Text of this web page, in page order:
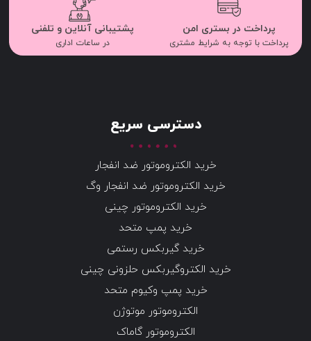
پرداخت در بستری امن
پرداخت با توجه به شرایط مشتری
پشتیبانی آنلاین و تلفنی
در ساعات اداری
دسترسی سریع
خرید الکتروموتور ضد انفجار
خرید الکتروموتور ضد انفجار وگ
خرید الکتروموتور چینی
خرید پمپ متحد
خرید گیربکس رستمی
خرید الکتروگیربکس حلزونی چینی
خرید پمپ وکیوم متحد
الکتروموتور موتوژن
الکتروموتور گاماک